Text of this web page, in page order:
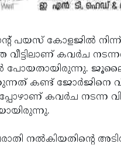
പയസ് കോളജില്‍ നിന്ന്
വീട്ടിലാണ് കവര്‍ച
പോയതായിരുന്നു. ജൂലൈ
കണ്ട് ജോര്‍ജിനെ
കവര്‍ച നടന്ന
നല്‍കിയതിന്റെ